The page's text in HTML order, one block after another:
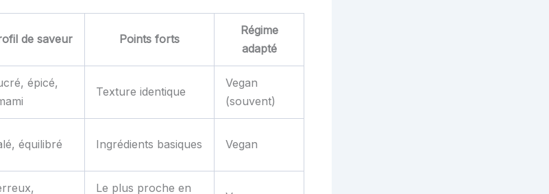
de saveur Points forts
Régime
adapté
épicé,
Texture identique
Vegan
(souvent)
équilibré Ingrédients basiques Vegan
Le plus proche en